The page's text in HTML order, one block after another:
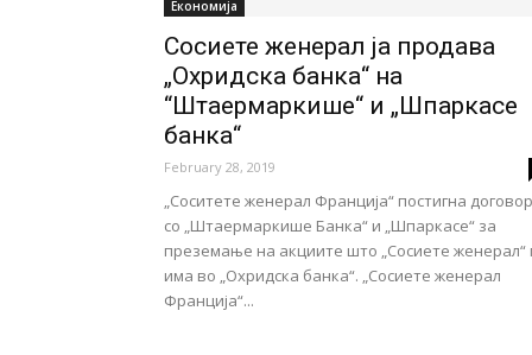
Економија
Сосиете женерал ја продава
„Охридска банка“ на
“Штаермаркише“ и „Шпаркасе
банка“
February 28, 2019
„Соситете женерал Франција“ постигна договор
со „Штаермаркише Банка“ и „Шпаркасе“ за
преземање на акциите што „Сосиете женерал“
има во „Охридска банка“. „Сосиете женерал
Франција“...